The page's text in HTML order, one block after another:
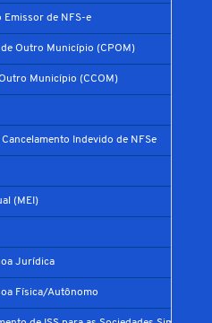
de NFS-e
Outro Município (CPOM)
Município (CCOM)
Indevido de NFSe
(MEI)
Jurídica
Física/Autônomo